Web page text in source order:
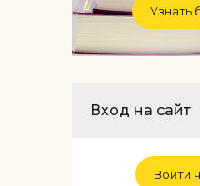
Узнать
Вход на сайт
Войти